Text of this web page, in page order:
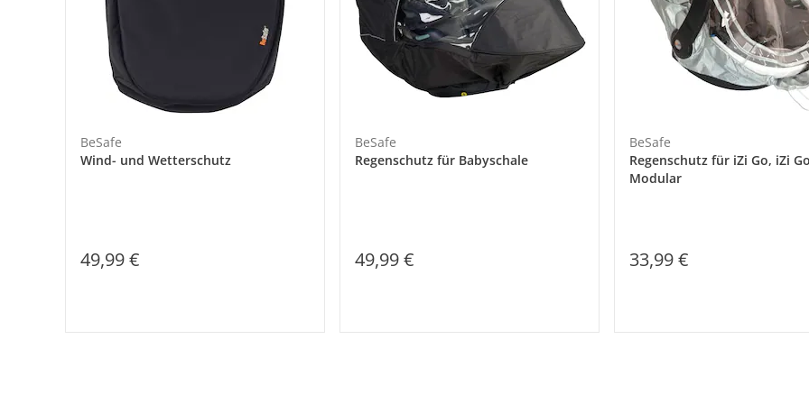
BeSafe
Wind- und Wetterschutz
49,99 €
BeSafe
Regenschutz für Babyschale
49,99 €
BeSafe
Regenschutz für iZi Go, iZi
Modular
33,99 €